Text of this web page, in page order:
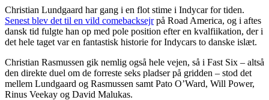
Christian Lundgaard har gang i en flot stime i Indycar for tiden.
Senest blev det til en vild comebacksejrpå Road America, og i aftes
dansk tid fulgte han op med pole position efter en kvalfiikation, der i
det hele taget var en fantastisk historie for Indycars to danske islæt.
Christian Rasmussen gik nemlig også hele vejen, så i Fast Six – altså
den direkte duel om de forreste seks pladser på gridden – stod det
mellem Lundgaard og Rasmussen samt Pato O’Ward, Will Power,
Rinus Veekay og David Malukas.